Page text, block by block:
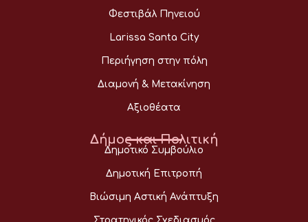
Φεστιβάλ Πηνειού
Larissa Santa City
Περιήγηση στην πόλη
Διαμονή & Μετακίνηση
Αξιοθέατα
Δήμος και Πολιτική
Δημοτικό Συμβούλιο
Δημοτική Επιτροπή
Βιώσιμη Αστική Ανάπτυξη